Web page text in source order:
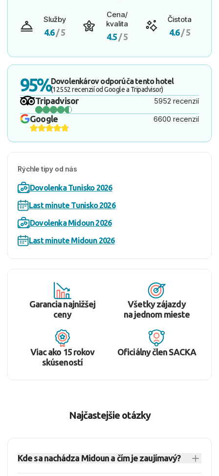
Služby
4.6/ 5
Cena/
kvalita
4.5 / 5
Čistota
4.6/ 5
95%Dovolenkárov odporúča tento hotel
(12552 recenzií od Google a Tripadvisor)
Tripadvisor 5952 recenzií
Google 6600 recenzií
Rýchle tipy od nás
Dovolenka Tunisko 2026
Last minute Tunisko 2026
Dovolenka Midoun 2026
Last minute Midoun 2026
Garancia najnižšej
ceny
Všetky zájazdy
na jednom mieste
Viac ako 15 rokov
skúseností
Oficiálny člen SACKA
Najčastejšie otázky
Kde sa nachádza Midoun a čím je zaujímavý?